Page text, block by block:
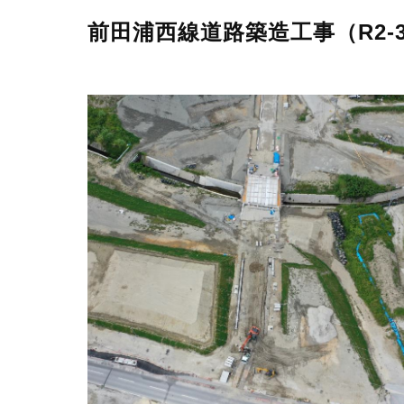
前田浦西線道路築造工事（R2-